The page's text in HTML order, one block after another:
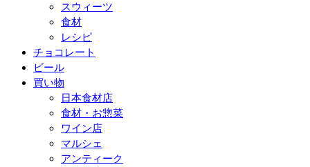
スウィーツ
食材
レシピ
チョコレート
ビール
買い物
日本食材店
食材・お惣菜
ワイン店
マルシェ
アンティーク